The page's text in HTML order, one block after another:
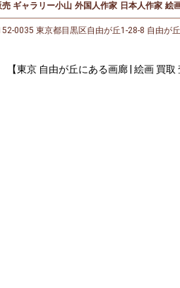
売 ギャラリー小山 外国人作家 日本人作家 絵
0035 東京都目黒区自由が丘1-28-8 自由が
【東京 自由が丘にある画廊 | 絵画 買取